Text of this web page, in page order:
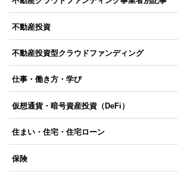
不動産投資
不動産投資型クラウドファンディング
仕事・働き方・学び
仮想通貨・暗号資産投資（DeFi）
住まい・住宅・住宅ローン
保険